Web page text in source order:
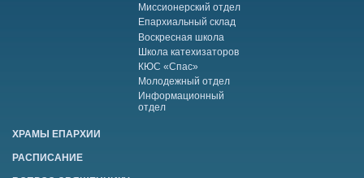
Миссионерский отдел
Епархиальный склад
Воскресная школа
Школа катехизаторов
КЮС «Спас»
Молодежный отдел
Информационный
отдел
ХРАМЫ ЕПАРХИИ
РАСПИСАНИЕ